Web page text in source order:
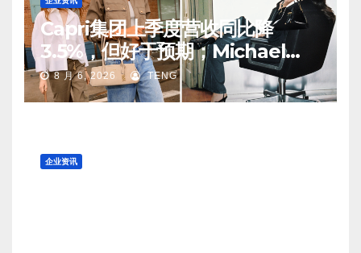
Capri集团上季度营收同比降
3.5%，但好于预期；Michael
Kors 在中国市场持续向好
8 月 6, 2026 TENG
企业资讯